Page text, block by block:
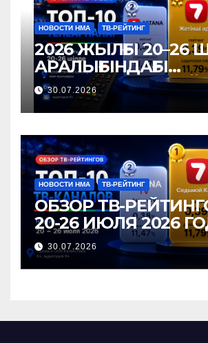
НОВОСТИ НМА ТВ-РЕЙТИНГ
2026 ЖЫЛҒЫ 20–26
АРАЛЫҒЫНДАҒЫ
ТЕЛЕАРНАЛАР
ШОЛУ
30.07.2026
НОВОСТИ НМА ТВ-РЕЙТИНГ
ОБЗОР ТВ-
20-26 ИЮЛЯ 2026
30.07.2026